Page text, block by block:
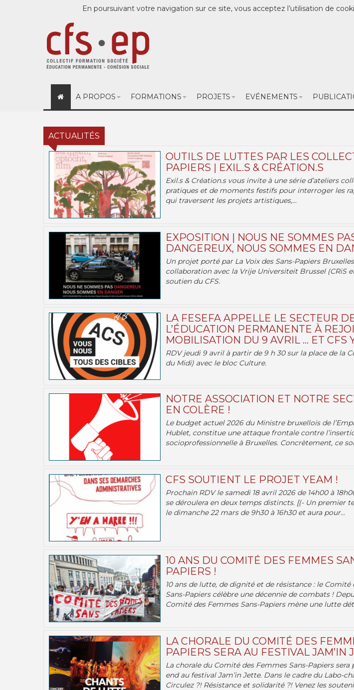
En poursuivant votre navigation sur ce site, vous acceptez l’utilisation de
A PROPOS FORMATIONS PROJETS EVÉNEMENTS
ACTUALITÉS
OUTILS DE LUTTES PAR LES
PAPIERS | EXIL.S & CRÉATION.S
Exil.s & Création.s vous invite à une série d’ateliers
pratiques et de moments festifs pour interroger les
qui traversent les projets artistiques,...
EXPOSITION | NOUS NE SOMMES
DANGEREUX, NOUS SOMMES EN
Un projet porté par La Voix des Sans-Papiers
collaboration avec la Vrije Universiteit Brussel (CRiS
soutien du CFS.
LA FESEFA APPELLE LE SECTEUR
L’ÉDUCATION PERMANENTE À
MOBILISATION DU 9 AVRIL … ET CFS
RDV jeudi 9 avril à partir de 9 h 30 sur la place de la
du Midi) avec le bloc Culture.
NOTRE ASSOCIATION ET NOTRE
EN COLÈRE !
Le budget actuel 2026 du Ministre bruxellois de
Hublet, constitue une attaque frontale contre
socioprofessionnelle à Bruxelles. Concrètement, ce
CFS SOUTIENT LE PROJET YEAM !
Prochain RDV le samedi 18 avril 2026 de 14h00 à
se déroulera en deux temps distincts. [(- Un premier
le dimanche 22 mars de 9h30 à 16h30 et aura pour...
10 ANS DU COMITÉ DES FEMMES
PAPIERS !
10 ans de lutte, de dignité et de résistance : le Comité
Sans-Papiers célèbre une décennie de combats !
Comité des Femmes Sans-Papiers mène une lutte
LA CHORALE DU COMITÉ DES
PAPIERS SERA AU FESTIVAL JAM’IN
La chorale du Comité des Femmes Sans-Papiers sera
end au festival Jam’in Jette. Dans le cadre du Labo-
Circulez ?! Résistance et solidarité ?! Venez les